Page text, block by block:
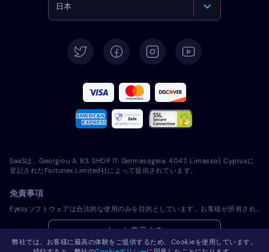
日本
Deutsch
Español
Français
Português
Polski
Română
SaaSは、Georgiou A, 83, SHOP 17, Germasogeia, 4047, Limassol, Cyprusに
登記されたFortunex Limited社によって提供されています。
免責事項
Eyezyソフトウェアは合法的な使用のみを目的としています。お客様が所有されていないデバイスにライセンスソフトウェアをインストールすることは、適用される法律およびお住まいの地域の法律に違反します。法律では一般的に、ライセンスソフトウェアをインストールしようとするデバイスの所有者に通知することが義務付けられています。この要件に違反した場合、違反者に厳しい金銭罰および刑事罰が課される可能性があります。ライセンスソフトウェアをインストールし使用する前に、お客様の管轄区域内におけるライセンスソフトウェアの使用の合法性に関して、お客様の法律顧問に相談してください。お客様は、ライセンスソフトウェアを当該デバイスにインストールすることに関して単独で責任を負うものとし、Eyezyが責任を負わないことを認識するものとします。
もっと表示する
弊社では、お客様に最高の体験をご提供するため、Cookieを使用しています。